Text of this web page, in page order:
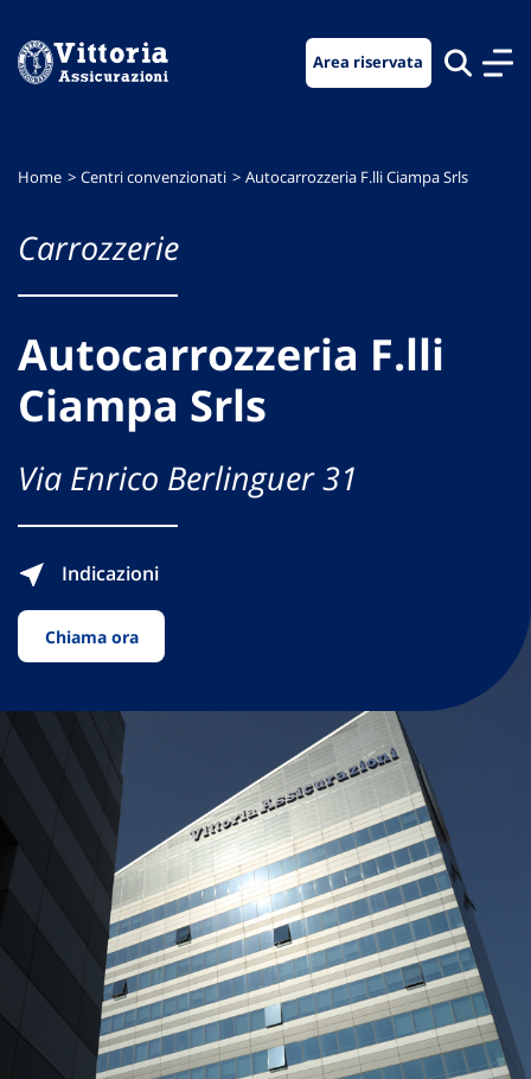
menu
contenuto
footer
Area riservata
Home Centri convenzionati Autocarrozzeria F.lli Ciampa Srls
Carrozzerie
Autocarrozzeria F.lli
Ciampa Srls
Via Enrico Berlinguer 31
Indicazioni
Chiama ora